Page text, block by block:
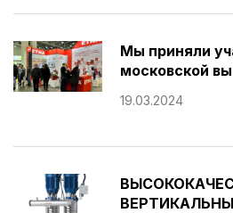
Мы приняли
московской
19.03.2024